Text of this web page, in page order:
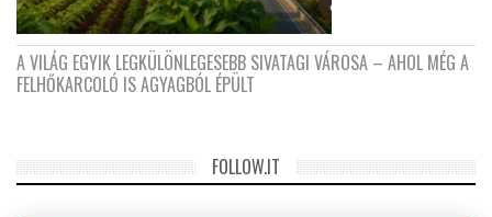
A VILÁG EGYIK LEGKÜLÖNLEGESEBB SIVATAGI VÁROSA – AHOL MÉG A
FELHŐKARCOLÓ IS AGYAGBÓL ÉPÜLT
FOLLOW.IT